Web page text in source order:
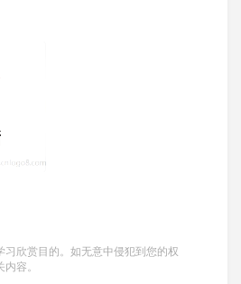
习欣赏目的。如无意中侵犯到您的权
容。